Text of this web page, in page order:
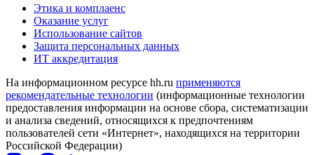
Этика и комплаенс
Оказание услуг
Использование сайтов
Защита персональных данных
ИТ аккредитация
На информационном ресурсе hh.ru применяются
рекомендательные технологии (информационные технологии
предоставления информации на основе сбора, систематизации
и анализа сведений, относящихся к предпочтениям
пользователей сети «Интернет», находящихся на территории
Российской Федерации)